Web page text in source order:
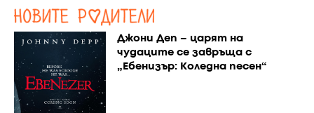
Джони Деп – царят на
чудаците се завръща с
„Ебенизър: Коледна песен“